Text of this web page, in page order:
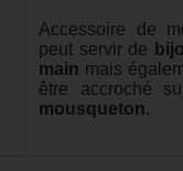
Accessoire de
peut servir de
main mais
être accroché
mousqueton.